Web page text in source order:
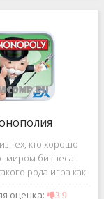
качество графики,
тех, кто хорошо
миром бизнеса
рода игра как
настольная игра
оценка: 3.9